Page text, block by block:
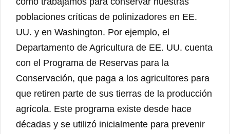
poblaciones críticas de polinizadores en EE.
UU. y en Washington. Por ejemplo, el
Departamento de Agricultura de EE. UU. cuenta
con el Programa de Reservas para la
Conservación, que paga a los agricultores para
que retiren parte de sus tierras de la producción
agrícola. Este programa existe desde hace
décadas y se utilizó inicialmente para prevenir